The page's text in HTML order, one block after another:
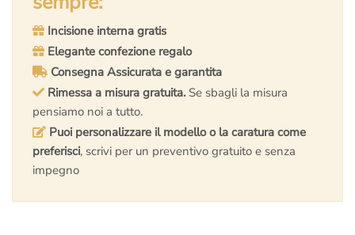
Incisione interna gratis
Elegante confezione regalo
Consegna Assicurata e garantita
Rimessa a misura gratuita. Se sbagli la misura
pensiamo noi a tutto.
Puoi personalizzare il modello o la caratura come
preferisci, scrivi per un preventivo gratuito e senza
impegno